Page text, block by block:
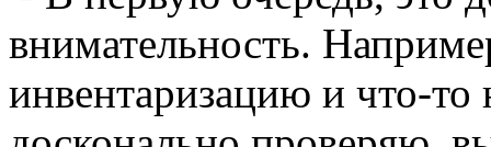
внимательность.
инвентаризацию и что-то